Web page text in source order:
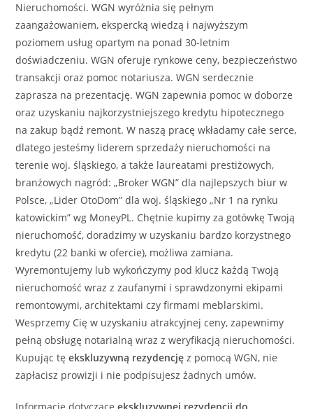
Nieruchomości. WGN wyróżnia się pełnym
zaangażowaniem, ekspercką wiedzą i najwyższym
poziomem usług opartym na ponad 30-letnim
doświadczeniu. WGN oferuje rynkowe ceny, bezpieczeństwo
transakcji oraz pomoc notariusza. WGN serdecznie
zaprasza na prezentację. WGN zapewnia pomoc w doborze
oraz uzyskaniu najkorzystniejszego kredytu hipotecznego
na zakup bądź remont. W naszą pracę wkładamy całe serce,
dlatego jesteśmy liderem sprzedaży nieruchomości na
terenie woj. śląskiego, a także laureatami prestiżowych,
branżowych nagród: „Broker WGN” dla najlepszych biur w
Polsce, „Lider OtoDom” dla woj. śląskiego „Nr 1 na rynku
katowickim” wg MoneyPL. Chętnie kupimy za gotówkę Twoją
nieruchomość, doradzimy w uzyskaniu bardzo korzystnego
kredytu (22 banki w ofercie), możliwa zamiana.
Wyremontujemy lub wykończymy pod klucz każdą Twoją
nieruchomość wraz z zaufanymi i sprawdzonymi ekipami
remontowymi, architektami czy firmami meblarskimi.
Wesprzemy Cię w uzyskaniu atrakcyjnej ceny, zapewnimy
pełną obsługę notarialną wraz z weryfikacją nieruchomości.
Kupując tęekskluzywną rezydencję z pomocą WGN, nie
zapłacisz prowizji i nie podpisujesz żadnych umów.